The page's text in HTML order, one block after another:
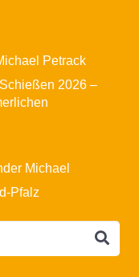
Petrack
2026 –
Michael
Pfalz